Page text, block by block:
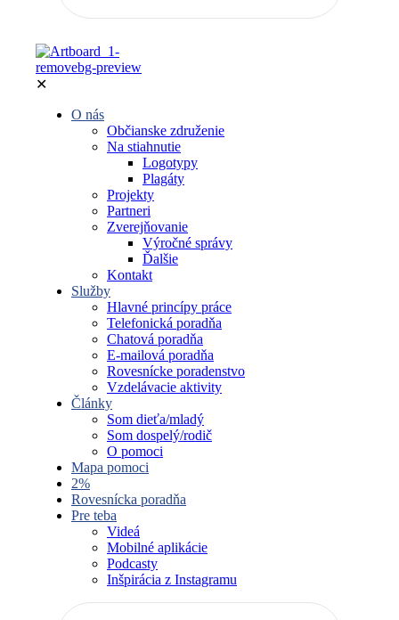
✕
O nás
Občianske združenie
Na stiahnutie
Logotypy
Plagáty
Projekty
Partneri
Zverejňovanie
Výročné správy
Ďalšie
Kontakt
Služby
Hlavné princípy práce
Telefonická poradňa
Chatová poradňa
E-mailová poradňa
Rovesnícke poradenstvo
Vzdelávacie aktivity
Články
Som dieťa/mladý
Som dospelý/rodič
O pomoci
Mapa pomoci
2%
Rovesnícka poradňa
Pre teba
Videá
Mobilné aplikácie
Podcasty
Inšpirácia z Instagramu